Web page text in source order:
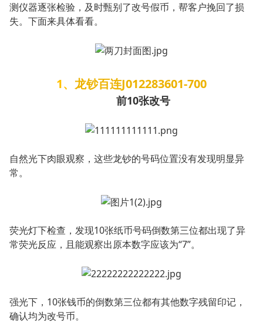
测仪器逐张检验，及时甄别了改号假币，帮客户挽回了损
失。下面来具体看看。
1、 龙钞百连J012283601-700
前10张改号
自然光下肉眼观察，这些龙钞的号码位置没有发现明显异
常。
荧光灯下检查，发现10张纸币号码倒数第三位都出现了异
常荧光反应，且能观察出原本数字应该为“7”。
强光下，10张钱币的倒数第三位都有其他数字残留印记，
确认均为改号币。